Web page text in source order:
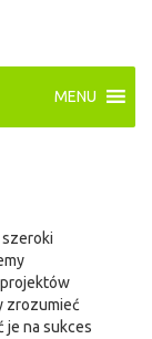
MENU
zrozumieć
na sukces